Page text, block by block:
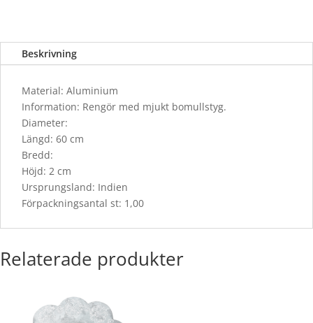
Beskrivning
Material: Aluminium
Information: Rengör med mjukt bomullstyg.
Diameter:
Längd: 60 cm
Bredd:
Höjd: 2 cm
Ursprungsland: Indien
Förpackningsantal st: 1,00
Relaterade produkter